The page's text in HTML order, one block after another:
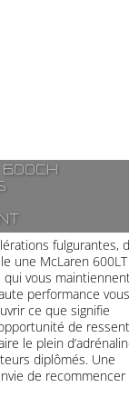
fulgurantes,
une McLaren 600LT
vous
performance vous
ce que signifie
de
le plein
diplômés. Une
de recommencer